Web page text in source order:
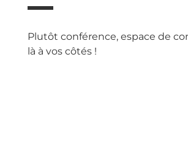
Plutôt conférence, espace de
là à vos côtés !